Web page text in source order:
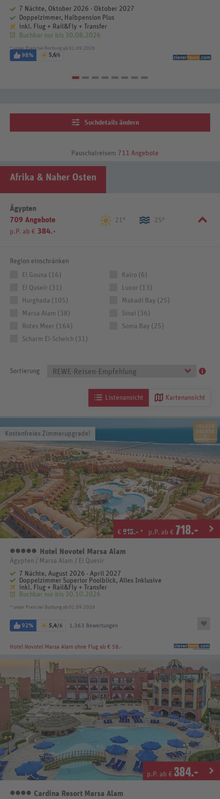
7 Nächte, Oktober 2026 - Oktober 2027
Doppelzimmer, Halbpension Plus
inkl. Flug + Rail&Fly + Transfer
Buchbar nur bis 30.08.2026
* unser Preis bei Buchung ab 01.09.2026
98% 5,6/6
Pauschalreisen: 711 Angebote
Suchdetails ändern
Afrika & Naher Osten
Ägypten
709 Angebote
p.P. ab € 384.-
21° 25°
Region einschränken
El Gouna (16)
El Quseir (31)
Hurghada (105)
Kairo (6)
Luxor (13)
Makadi Bay (25)
Marsa Alam (38)
Rotes Meer (164)
Scharm El-Scheich (31)
Sinai (36)
Soma Bay (25)
Sortierung REWE-Reisen-Empfehlung
Listenansicht Kartenansicht
Kostenfreies Zimmerupgrade!
€ 919.- * p.P. ab € 718.-
5 Sterne
Hotel Novotel Marsa Alam
Ägypten / Marsa Alam / El Quesir
7 Nächte, August 2026 - April 2027
Doppelzimmer Superior Poolblick, Alles Inklusive
inkl. Flug + Rail&Fly + Transfer
Buchbar nur bis 30.10.2026
* unser Preis bei Buchung ab 01.09.2026
92% 5,4/6 1.363 Bewertungen
Hotel Novotel Marsa Alam ohne Flug ab € 58.-
p.P. ab € 384.-
4 Sterne
Cardina Resort Marsa Alam